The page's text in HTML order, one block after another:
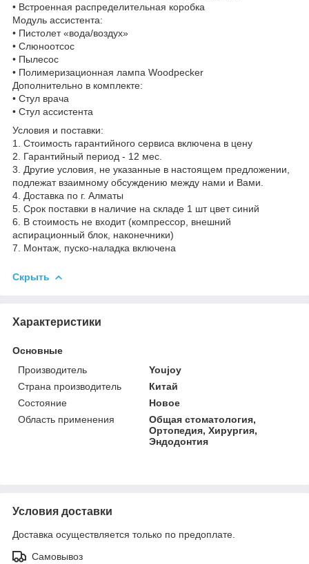
• Встроенная распределительная коробка
Модуль ассистента:
• Пистолет «вода/воздух»
• Слюноотсос
• Пылесос
• Полимеризационная лампа Woodpecker
Дополнительно в комплекте:
• Стул врача
• Стул ассистента
Условия и поставки:
1. Стоимость гарантийного сервиса включена в цену
2. Гарантийный период - 12 мес.
3. Другие условия, не указанные в настоящем предложении,
подлежат взаимному обсуждению между нами и Вами.
4. Доставка по г. Алматы
5. Срок поставки в наличие на складе 1 шт цвет синий
6. В стоимость не входит (компрессор, внешний
аспирационный блок, наконечники)
7. Монтаж, пуско-наладка включена
Скрыть
Характеристики
Основные
Производитель
Youjoy
Страна производитель
Китай
Состояние
Новое
Область применения
Общая стоматология,
Ортопедия, Хирургия,
Эндодонтия
Условия доставки
Доставка осуществляется только по предоплате.
Самовывоз